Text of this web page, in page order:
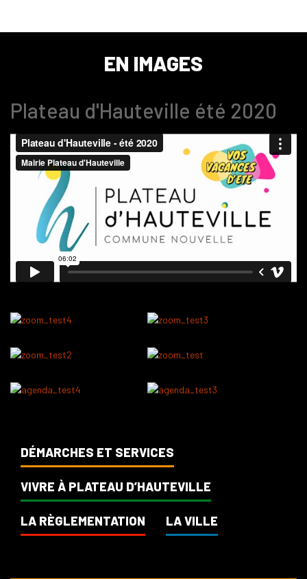
EN IMAGES
Plateau d'Hauteville été 2020
DÉMARCHES ET SERVICES
VIVRE À PLATEAU D’HAUTEVILLE
LA RÈGLEMENTATION LA VILLE